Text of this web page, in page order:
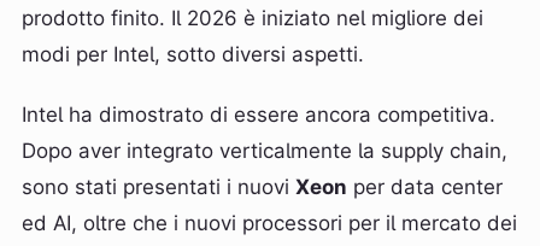
prodotto finito. Il 2026 è iniziato nel migliore dei
modi per Intel, sotto diversi aspetti.
Intel ha dimostrato di essere ancora competitiva.
Dopo aver integrato verticalmente la supply chain,
sono stati presentati i nuovi Xeon per data center
ed AI, oltre che i nuovi processori per il mercato dei